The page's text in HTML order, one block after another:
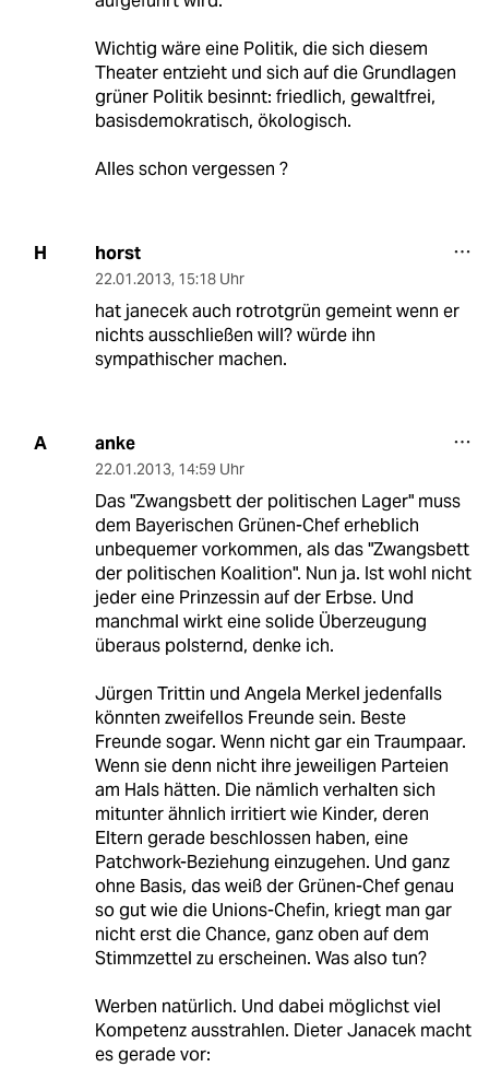
Wichtig wäre eine Politik, die sich diesem
Theater entzieht und sich auf die Grundlagen
grüner Politik besinnt: friedlich, gewaltfrei,
basisdemokratisch, ökologisch.
Alles schon vergessen ?
H horst
22.01.2013, 15:18 Uhr
hat janecek auch rotrotgrün gemeint wenn er
nichts ausschließen will? würde ihn
sympathischer machen.
A anke
22.01.2013, 14:59 Uhr
Das "Zwangsbett der politischen Lager" muss
dem Bayerischen Grünen-Chef erheblich
unbequemer vorkommen, als das "Zwangsbett
der politischen Koalition". Nun ja. Ist wohl nicht
jeder eine Prinzessin auf der Erbse. Und
manchmal wirkt eine solide Überzeugung
überaus polsternd, denke ich.
Jürgen Trittin und Angela Merkel jedenfalls
könnten zweifellos Freunde sein. Beste
Freunde sogar. Wenn nicht gar ein Traumpaar.
Wenn sie denn nicht ihre jeweiligen Parteien
am Hals hätten. Die nämlich verhalten sich
mitunter ähnlich irritiert wie Kinder, deren
Eltern gerade beschlossen haben, eine
Patchwork-Beziehung einzugehen. Und ganz
ohne Basis, das weiß der Grünen-Chef genau
so gut wie die Unions-Chefin, kriegt man gar
nicht erst die Chance, ganz oben auf dem
Stimmzettel zu erscheinen. Was also tun?
Werben natürlich. Und dabei möglichst viel
Kompetenz ausstrahlen. Dieter Janacek macht
es gerade vor: